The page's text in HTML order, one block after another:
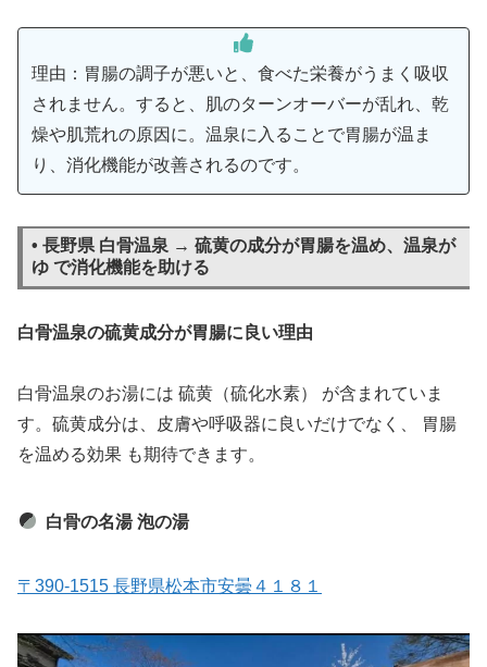
理由：胃腸の調子が悪いと、食べた栄養がうまく吸収
されません。すると、肌のターンオーバーが乱れ、乾
燥や肌荒れの原因に。温泉に入ることで胃腸が温ま
り、消化機能が改善されるのです。
• 長野県 白骨温泉 → 硫黄の成分が胃腸を温め、温泉が
ゆ で消化機能を助ける
白骨温泉の硫黄成分が胃腸に良い理由
白骨温泉のお湯には 硫黄（硫化水素） が含まれていま
す。硫黄成分は、皮膚や呼吸器に良いだけでなく、 胃腸
を温める効果 も期待できます。
白骨の名湯 泡の湯
〒390-1515 長野県松本市安曇４１８１